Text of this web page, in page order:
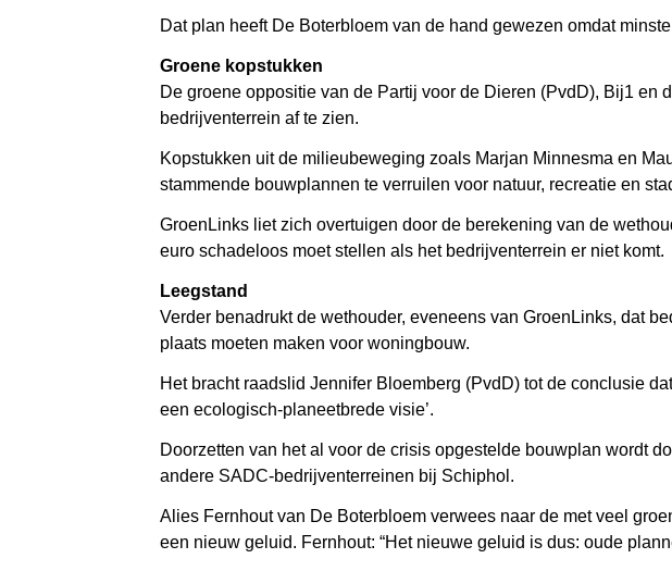
Dat plan heeft De Boterbloem van de hand gewezen omdat
Groene kopstukken
De groene oppositie van de Partij voor de Dieren (PvdD), Bij1
bedrijventerrein af te zien.
Kopstukken uit de milieubeweging zoals Marjan Minnesma en
stammende bouwplannen te verruilen voor natuur, recreatie en
GroenLinks liet zich overtuigen door de berekening van de
euro schadeloos moet stellen als het bedrijventerrein er niet komt.
Leegstand
Verder benadrukt de wethouder, eveneens van GroenLinks, dat
plaats moeten maken voor woningbouw.
Het bracht raadslid Jennifer Bloemberg (PvdD) tot de conclusie
een ecologisch-planeetbrede visie’.
Doorzetten van het al voor de crisis opgestelde bouwplan wordt
andere SADC-bedrijventerreinen bij Schiphol.
Alies Fernhout van De Boterbloem verwees naar de met veel
een nieuw geluid. Fernhout: “Het nieuwe geluid is dus: oude